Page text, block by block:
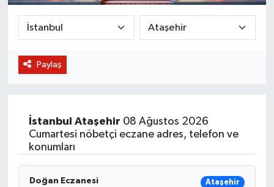
Paylaş
İstanbul Ataşehir 08 Ağustos 2026
Cumartesi nöbetçi eczane adres, telefon ve
konumları
Doğan Eczanesi Ataşehir
BİLİM VE TEKNOLOJİ